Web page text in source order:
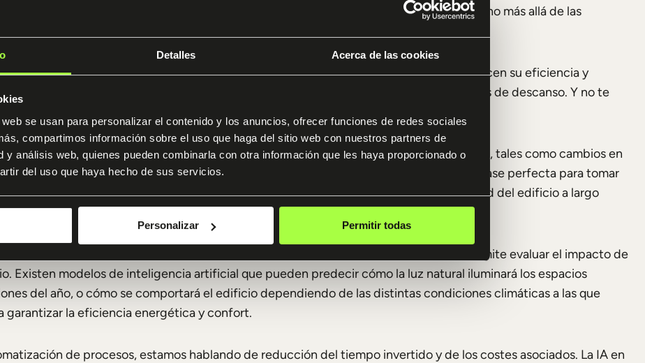
Detalles Acerca de las cookies
se usan para personalizar el contenido y los anuncios, ofrecer funciones de redes sociales
compartimos información sobre el uso que haga del sitio web con nuestros partners de
y análisis web, quienes pueden combinarla con otra información que les haya proporcionado o
del uso que haya hecho de sus servicios.
Personalizar Permitir todas
esto? La posibilidad de explorar soluciones creativas e innovadoras yendo mucho más allá de las
IA también es capaz de analizar el uso del espacio y sugerir distribuciones que maximicen su eficiencia y
de la disposición interna de los edificios y la ubicación de salas, oficinas o áreas de descanso. Y no te
cuenta factores como el flujo de personas, la iluminación natural o la accesibilidad.
la IA puede anticipar cómo se comportarán los edificios en situaciones muy dispares, tales como cambios en
inmobiliario o el impacto de nuevas tecnologías. Esta capacidad predictiva es la base perfecta para tomar
puesto que permite realizar ajustes proactivos que garanticen la funcionalidad del edificio a largo
climáticas y lumínicas
: La simulación ambiental utilizando la IA en arquitectura permite evaluar el impacto de
Existen modelos de inteligencia artificial que pueden predecir cómo la luz natural iluminará los espacios
del año, o cómo se comportará el edificio dependiendo de las distintas condiciones climáticas a las que
garantizar la eficiencia energética y confort.
de procesos, estamos hablando de reducción del tiempo invertido y de los costes asociados. La IA en